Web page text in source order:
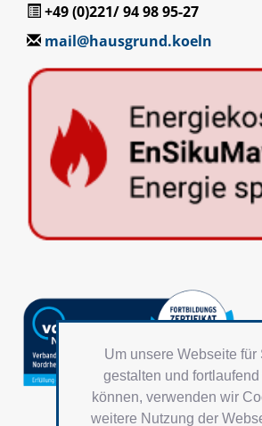
Um unsere Webseite für
gestalten und
können, verwenden wir
weitere Nutzung der
+49 (0)221/ 94 98 95-27
mail@hausgrund.koeln